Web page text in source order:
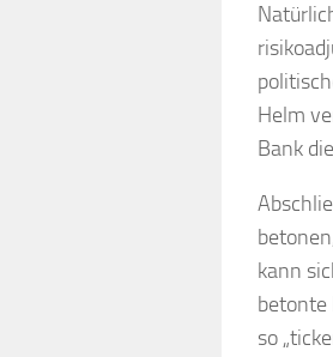
Helm
Bank
kann
betonte
so